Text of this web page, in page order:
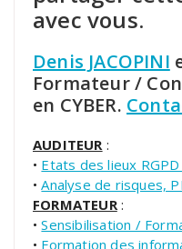
avec vous.
Denis JACOPINI
Formateur /
en CYBER.
AUDITEUR :
• Etats des lieux RGPD
•Analyse de risques,
FORMATEUR:
•Sensibilisation /
• Formation des